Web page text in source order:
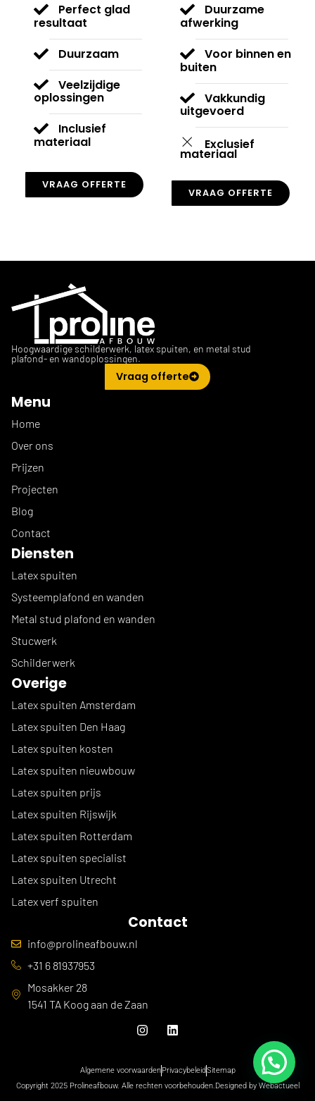
Perfect glad
resultaat
Duurzaam
Veelzijdige
oplossingen
Inclusief
materiaal
VRAAG OFFERTE
Duurzame
afwerking
Voor binnen en
buiten
Vakkundig
uitgevoerd
Exclusief
materiaal
VRAAG OFFERTE
Hoogwaardige schilderwerk, latex spuiten, en metal stud
plafond- en wandoplossingen.
Vraag offerte
Menu
Home
Over ons
Prijzen
Projecten
Blog
Contact
Diensten
Latex spuiten
Systeemplafond en wanden
Metal stud plafond en wanden
Stucwerk
Schilderwerk
Overige
Latex spuiten Amsterdam
Latex spuiten Den Haag
Latex spuiten kosten
Latex spuiten nieuwbouw
Latex spuiten prijs
Latex spuiten Rijswijk
Latex spuiten Rotterdam
Latex spuiten specialist
Latex spuiten Utrecht
Latex verf spuiten
Contact
info@prolineafbouw.nl
+31 6 81937953
Mosakker 28
1541 TA Koog aan de Zaan
Algemene voorwaardenPrivacybeleidSitemap
Copyright 2025 Prolineafbouw. Alle rechten voorbehouden. Designed by Webactueel